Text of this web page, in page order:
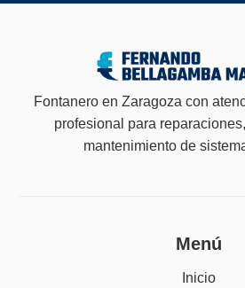
Fontanero en Zaragoza con
profesional para
mantenimiento de
Menú
Inicio